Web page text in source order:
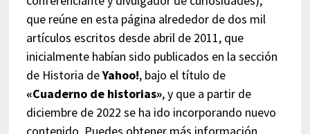
que reúne en esta página alrededor de dos mil
artículos escritos desde abril de 2011, que
inicialmente habían sido publicados en la sección
de Historia deYahoo!, bajo el título de
«Cuaderno de historias», y que a partir de
diciembre de 2022 se ha ido incorporando nuevo